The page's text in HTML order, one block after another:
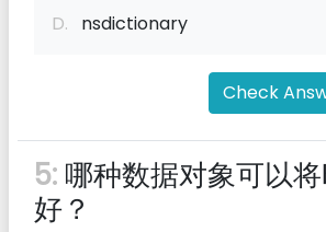
D. nsdictionary
Check
5: 哪种数据对象可以
好？